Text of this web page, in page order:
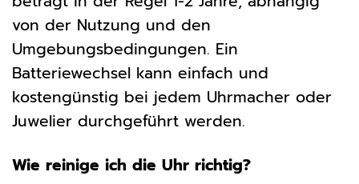
von der Nutzung und den
Umgebungsbedingungen. Ein
Batteriewechsel kann einfach und
kostengünstig bei jedem Uhrmacher oder
Juwelier durchgeführt werden.
Wie reinige ich die Uhr richtig?